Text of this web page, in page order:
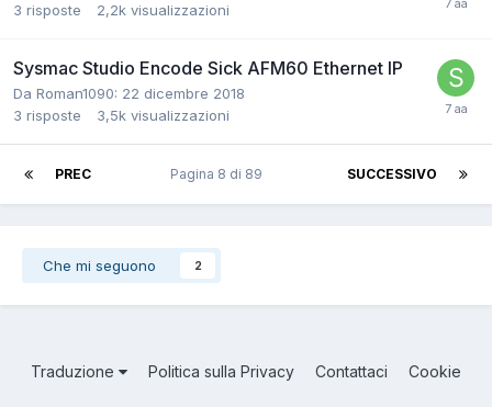
3 risposte 2,2k visualizzazioni
Sysmac Studio Encode Sick AFM60 Ethernet IP
Da Roman1090: 22 dicembre 2018
3 risposte 3,5k visualizzazioni
PREC SUCCESSIVO
Pagina 8 di 89
Che mi seguono 2
Traduzione Politica sulla Privacy Contattaci Cookie